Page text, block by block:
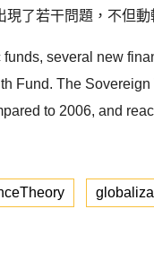
了若干問題，不但動
several new
Fund. The
to 2006, and